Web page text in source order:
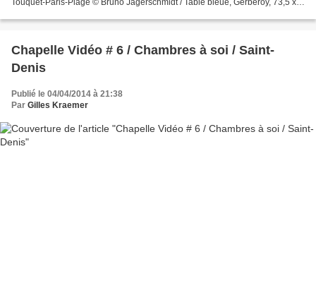
Chapelle Vidéo # 6 / Chambres à soi / Saint-
Denis
Publié le 04/04/2014 à 21:38
Par Gilles Kraemer